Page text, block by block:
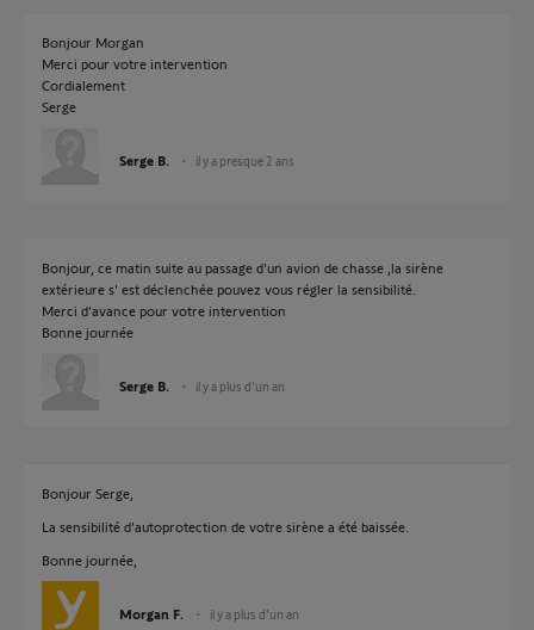
Bonjour Morgan
Merci pour votre intervention
Cordialement
Serge
Serge B. il y a presque 2 ans
Bonjour, ce matin suite au passage d'un avion de chasse ,la sirène
extérieure s' est déclenchée pouvez vous régler la sensibilité.
Merci d'avance pour votre intervention
Bonne journée
Serge B. il y a plus d'un an
Bonjour Serge,
La sensibilité d'autoprotection de votre sirène a été baissée.
Bonne journée,
Morgan F. il y a plus d'un an